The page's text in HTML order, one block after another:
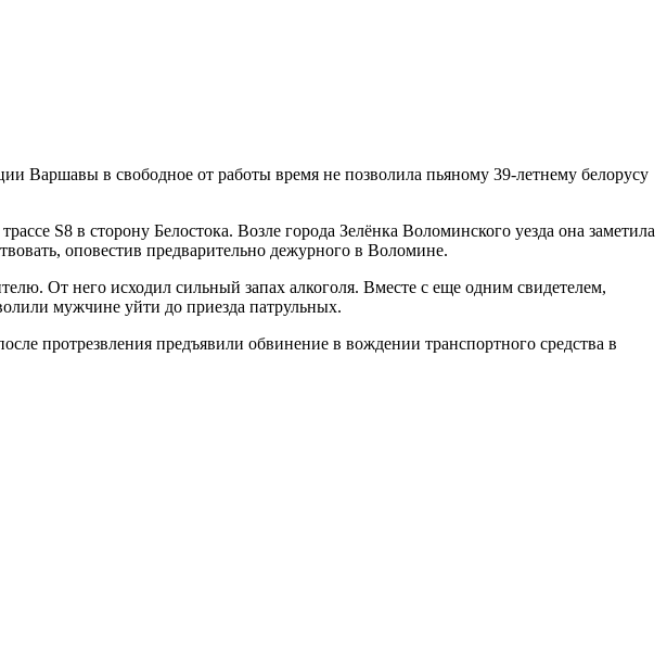
Варшавы в свободное от работы время не позволила пьяному 39-летнему белорусу
S8 в сторону Белостока. Возле города Зелёнка Воломинского уезда она заметила
оповестив предварительно дежурного в Воломине.
От него исходил сильный запах алкоголя. Вместе с еще одним свидетелем,
мужчине уйти до приезда патрульных.
протрезвления предъявили обвинение в вождении транспортного средства в